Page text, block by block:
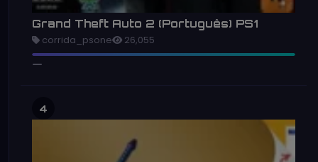
Grand Theft Auto 2 (Português) PS1
corrida_psone 26,055
4